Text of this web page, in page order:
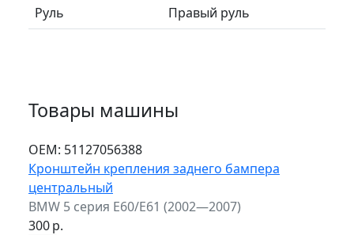
Руль
Правый руль
Товары машины
ОЕМ: 51127056388
Кронштейн крепления заднего бампера
центральный
BMW 5 серия E60/E61 (2002—2007)
300р.